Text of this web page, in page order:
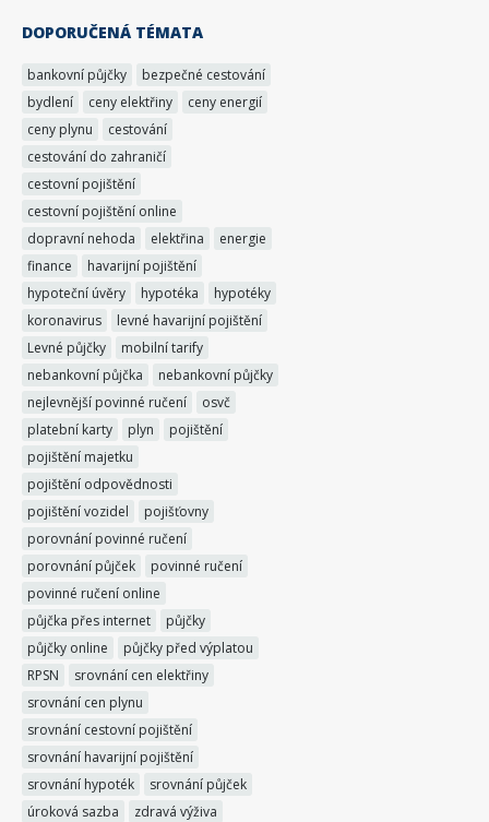
DOPORUČENÁ TÉMATA
bankovní půjčky
bezpečné cestování
bydlení
ceny elektřiny
ceny energií
ceny plynu
cestování
cestování do zahraničí
cestovní pojištění
cestovní pojištění online
dopravní nehoda
elektřina
energie
finance
havarijní pojištění
hypoteční úvěry
hypotéka
hypotéky
koronavirus
levné havarijní pojištění
Levné půjčky
mobilní tarify
nebankovní půjčka
nebankovní půjčky
nejlevnější povinné ručení
osvč
platební karty
plyn
pojištění
pojištění majetku
pojištění odpovědnosti
pojištění vozidel
pojišťovny
porovnání povinné ručení
porovnání půjček
povinné ručení
povinné ručení online
půjčka přes internet
půjčky
půjčky online
půjčky před výplatou
RPSN
srovnání cen elektřiny
srovnání cen plynu
srovnání cestovní pojištění
srovnání havarijní pojištění
srovnání hypoték
srovnání půjček
úroková sazba
zdravá výživa